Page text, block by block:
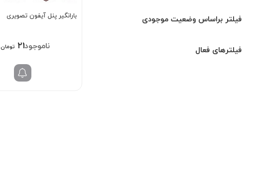
فیلتر براساس وضعیت موجودی
فیلترهای فعال
بارانگیر پنل آیفون تصویری
۲۲۰,۰۰۰ تومان